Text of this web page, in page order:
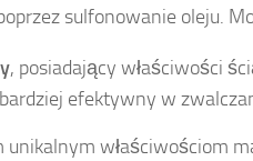
sulfonowanie oleju.
, posiadający właściwości
efektywny w
unikalnym właściwościom